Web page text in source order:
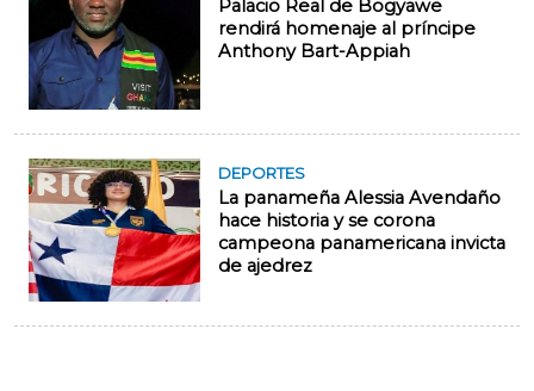
Palacio Real de Bogyawe
rendirá homenaje al príncipe
Anthony Bart-Appiah
DEPORTES
La panameña Alessia Avendaño
hace historia y se corona
campeona panamericana invicta
de ajedrez